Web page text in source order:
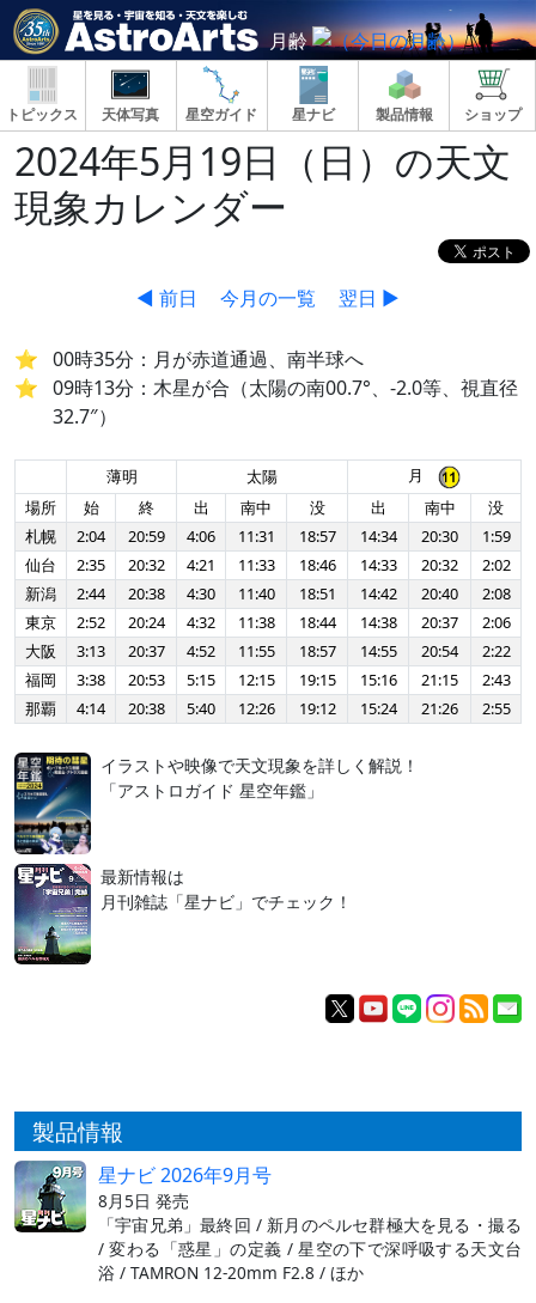
月齢
トピックス 天体写真 星空ガイド 星ナビ 製品情報 ショップ
2024年5月19日（日）の天文
現象カレンダー
◀ 前日 今月の一覧 翌日 ▶
00時35分：月が赤道通過、南半球へ
09時13分：木星が合（太陽の南00.7°、-2.0等、視直径
32.7″）
薄明 太陽
月
場所
始 終 出 南中 没 出 南中
没
札幌
2:04 20:59 4:06 11:31 18:57 14:34 20:30
1:59
仙台
2:35 20:32 4:21 11:33 18:46 14:33 20:32
2:02
新潟
2:44 20:38 4:30 11:40 18:51 14:42 20:40
2:08
東京
2:52 20:24 4:32 11:38 18:44 14:38 20:37
2:06
大阪
3:13 20:37 4:52 11:55 18:57 14:55 20:54
2:22
福岡
3:38 20:53 5:15 12:15 19:15 15:16 21:15
2:43
那覇
4:14 20:38 5:40 12:26 19:12 15:24 21:26 2:55
イラストや映像で天文現象を詳しく解説！
「アストロガイド 星空年鑑」
最新情報は
月刊雑誌「星ナビ」でチェック！
製品情報
星ナビ 2026年9月号
8月5日 発売
「宇宙兄弟」最終回 / 新月のペルセ群極大を見る・撮る
/ 変わる「惑星」の定義 / 星空の下で深呼吸する天文台
浴 / TAMRON 12-20mm F2.8 / ほか